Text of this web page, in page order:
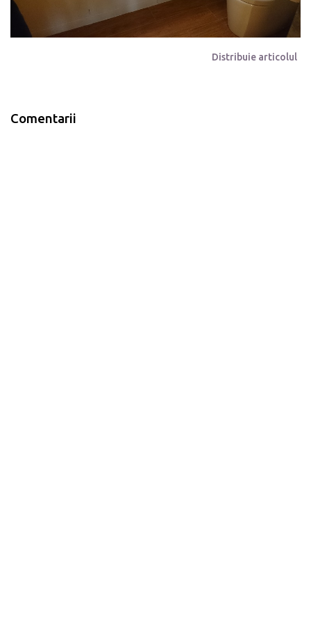
Distribuie articolul
Comentarii